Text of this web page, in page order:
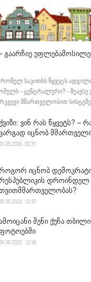
გაარჩიე
საკითხს წყვეტს
- ცენტრალური? - შეავსე
მმართველობით
ვინ რას წყვეტს? –
იცნობ
02:31
იცნობ
12:37
შენი ქუჩა
12:58